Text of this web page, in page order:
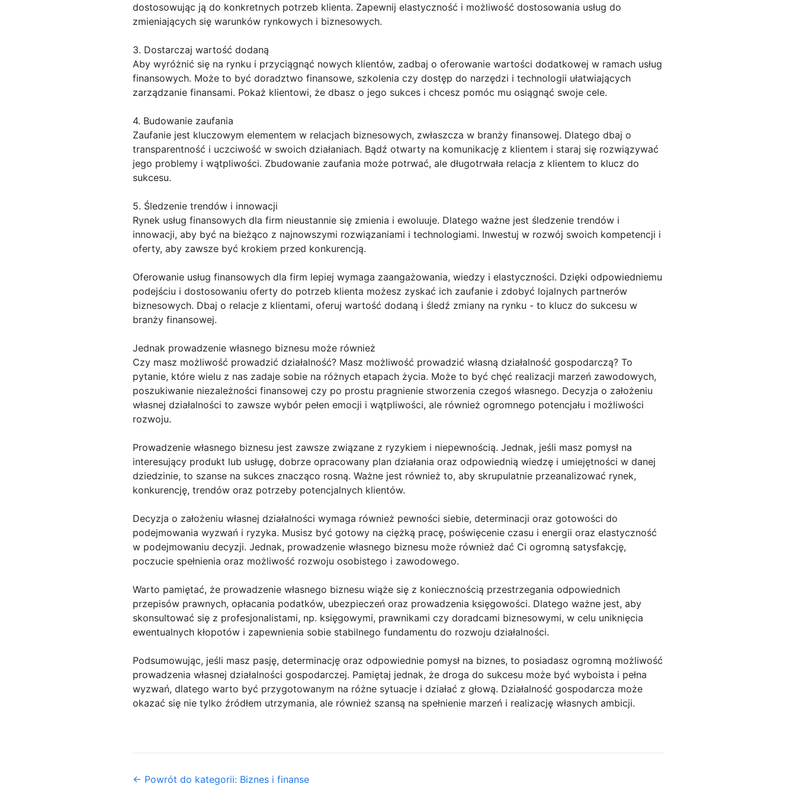
dostosowując ją do konkretnych potrzeb klienta. Zapewnij elastyczność i możliwość dostosowania usług do
zmieniających się warunków rynkowych i biznesowych.
3. Dostarczaj wartość dodaną
Aby wyróżnić się na rynku i przyciągnąć nowych klientów, zadbaj o oferowanie wartości dodatkowej w ramach usług
finansowych. Może to być doradztwo finansowe, szkolenia czy dostęp do narzędzi i technologii ułatwiających
zarządzanie finansami. Pokaż klientowi, że dbasz o jego sukces i chcesz pomóc mu osiągnąć swoje cele.
4. Budowanie zaufania
Zaufanie jest kluczowym elementem w relacjach biznesowych, zwłaszcza w branży finansowej. Dlatego dbaj o
transparentność i uczciwość w swoich działaniach. Bądź otwarty na komunikację z klientem i staraj się rozwiązywać
jego problemy i wątpliwości. Zbudowanie zaufania może potrwać, ale długotrwała relacja z klientem to klucz do
sukcesu.
5. Śledzenie trendów i innowacji
Rynek usług finansowych dla firm nieustannie się zmienia i ewoluuje. Dlatego ważne jest śledzenie trendów i
innowacji, aby być na bieżąco z najnowszymi rozwiązaniami i technologiami. Inwestuj w rozwój swoich kompetencji i
oferty, aby zawsze być krokiem przed konkurencją.
Oferowanie usług finansowych dla firm lepiej wymaga zaangażowania, wiedzy i elastyczności. Dzięki odpowiedniemu
podejściu i dostosowaniu oferty do potrzeb klienta możesz zyskać ich zaufanie i zdobyć lojalnych partnerów
biznesowych. Dbaj o relacje z klientami, oferuj wartość dodaną i śledź zmiany na rynku - to klucz do sukcesu w
branży finansowej.
Jednak prowadzenie własnego biznesu może również
Czy masz możliwość prowadzić działalność? Masz możliwość prowadzić własną działalność gospodarczą? To
pytanie, które wielu z nas zadaje sobie na różnych etapach życia. Może to być chęć realizacji marzeń zawodowych,
poszukiwanie niezależności finansowej czy po prostu pragnienie stworzenia czegoś własnego. Decyzja o założeniu
własnej działalności to zawsze wybór pełen emocji i wątpliwości, ale również ogromnego potencjału i możliwości
rozwoju.
Prowadzenie własnego biznesu jest zawsze związane z ryzykiem i niepewnością. Jednak, jeśli masz pomysł na
interesujący produkt lub usługę, dobrze opracowany plan działania oraz odpowiednią wiedzę i umiejętności w danej
dziedzinie, to szanse na sukces znacząco rosną. Ważne jest również to, aby skrupulatnie przeanalizować rynek,
konkurencję, trendów oraz potrzeby potencjalnych klientów.
Decyzja o założeniu własnej działalności wymaga również pewności siebie, determinacji oraz gotowości do
podejmowania wyzwań i ryzyka. Musisz być gotowy na ciężką pracę, poświęcenie czasu i energii oraz elastyczność
w podejmowaniu decyzji. Jednak, prowadzenie własnego biznesu może również dać Ci ogromną satysfakcję,
poczucie spełnienia oraz możliwość rozwoju osobistego i zawodowego.
Warto pamiętać, że prowadzenie własnego biznesu wiąże się z koniecznością przestrzegania odpowiednich
przepisów prawnych, opłacania podatków, ubezpieczeń oraz prowadzenia księgowości. Dlatego ważne jest, aby
skonsultować się z profesjonalistami, np. księgowymi, prawnikami czy doradcami biznesowymi, w celu uniknięcia
ewentualnych kłopotów i zapewnienia sobie stabilnego fundamentu do rozwoju działalności.
Podsumowując, jeśli masz pasję, determinację oraz odpowiednie pomysł na biznes, to posiadasz ogromną możliwość
prowadzenia własnej działalności gospodarczej. Pamiętaj jednak, że droga do sukcesu może być wyboista i pełna
wyzwań, dlatego warto być przygotowanym na różne sytuacje i działać z głową. Działalność gospodarcza może
okazać się nie tylko źródłem utrzymania, ale również szansą na spełnienie marzeń i realizację własnych ambicji.
← Powrót do kategorii: Biznes i finanse